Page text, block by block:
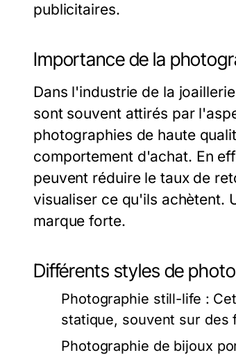
publicitaires.
Importance de la
Dans l'industrie de la
sont souvent attirés par
photographies de haute
comportement d'achat. En
peuvent réduire le taux de
visualiser ce qu'ils achètent.
marque forte.
Différents styles de
Photographie still-life :
statique, souvent sur des
Photographie de bijoux